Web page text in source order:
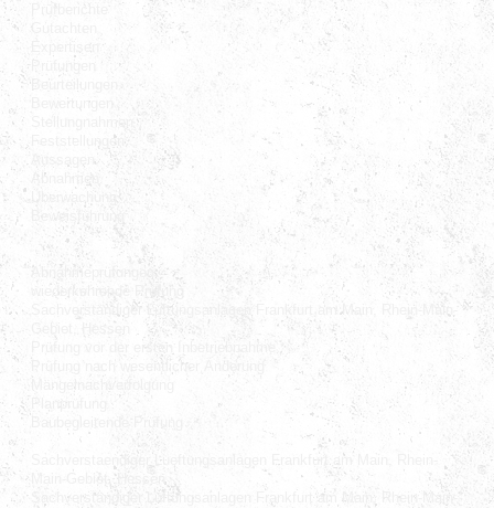
Expertisen
Beurteilungen
Feststellungen
Abnahmen
Beweisführung
Abnahmeprüfungen
wiederkehrende Prüfung
Sachverständiger Lüftungsanlagen Frankfurt am Main, Rhein-Main-
Prüfung nach wesentlicher Änderung
Sachverstaendiger Lueftungsanlagen Frankfurt am Main, Rhein-
Main-Gebiet, Hessen
Sachverständiger Lüftungsanlagen Frankfurt am Main, Rhein-Main-